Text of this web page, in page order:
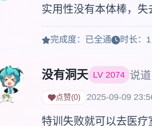
实用性没有本体棒，失
完成度： 已全通 时长：
没有洞天 LV 2074 说道
点赞(0) 2025-09-09
特训失败就可以去医疗